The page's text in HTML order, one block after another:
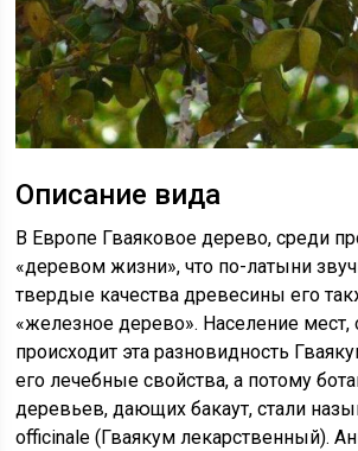
Описание вида
В Европе Гваяковое дерево, среди
«деревом жизни», что по-латыни
твердые качества древесины его
«железное дерево». Население мест,
происходит эта разновидность
его лечебные свойства, а потому
деревьев, дающих бакаут, стали
officinale (Гваякум лекарственный).